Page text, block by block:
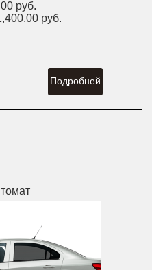
руб.
руб.
Подробней